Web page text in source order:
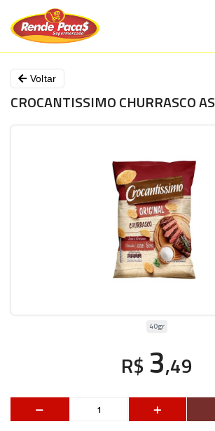
Voltar
CROCANTISSIMO CHURRASCO
40gr
R$ 3,49